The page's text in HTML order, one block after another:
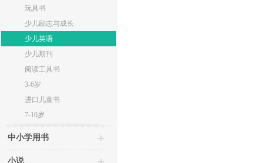
玩具书
少儿励志与成长
少儿英语
少儿期刊
阅读工具书
3-6岁
进口儿童书
7-10岁
中小学用书
小说